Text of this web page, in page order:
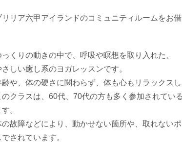
リリア六甲アイランドのコミュニティルームをお借
っくりの動きの中で、呼吸や瞑想を取り入れた、
さしい癒し系のヨガレッスンです。
齢や、体の硬さに関わらず、体も心もリラックス
のクラスは、60代、70代の方も多く参加されてい
す。
の故障などにより、動かせない箇所や、取れない
でされています。